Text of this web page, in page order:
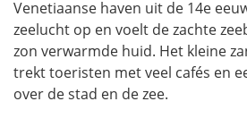
Venetiaanse haven uit de 14e
zeelucht op en voelt de zachte
zon verwarmde huid. Het kleine
trekt toeristen met veel cafés en
over de stad en de zee.